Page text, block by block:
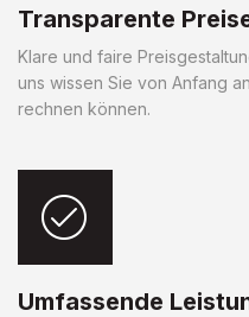
Transparente
Klare und faire
uns wissen Sie von Anfang
rechnen können.
Umfassende